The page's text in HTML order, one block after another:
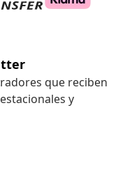
que reciben
y